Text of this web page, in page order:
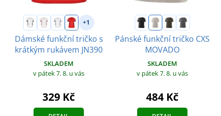
+1
Dámské funkční tričko s
krátkým rukávem JN390
SKLADEM
v pátek 7. 8. u vás
329 Kč
Pánské funkční tričko CXS
MOVADO
SKLADEM
v pátek 7. 8. u vás
484 Kč